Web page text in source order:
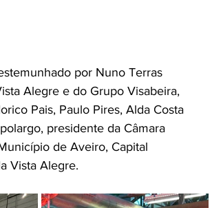
por Nuno Terras
Alegre e do Grupo Visabeira,
Pais, Paulo Pires, Alda Costa
presidente da Câmara
de Aveiro, Capital
Vista Alegre.